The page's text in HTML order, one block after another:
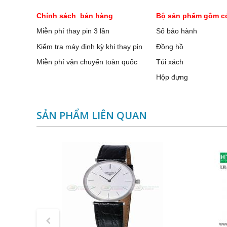
Chính sách bán hàng
Bộ sản phẩm gồm
Miễn phí thay pin 3 lần
Sổ bảo hành
Kiểm tra máy định kỳ khi thay pin
Đồng hồ
Miễn phí vận chuyển toàn quốc
Túi xách
Hộp đựng
SẢN PHẨM LIÊN QUAN